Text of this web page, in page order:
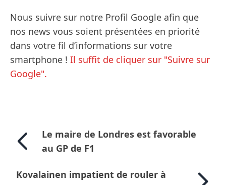
Nous suivre sur notre Profil Google afin que
nos news vous soient présentées en priorité
dans votre fil d’informations sur votre
smartphone ! Il suffit de cliquer sur "Suivre sur
Google".
Le maire de Londres est favorable
au GP de F1
Kovalainen impatient de rouler à